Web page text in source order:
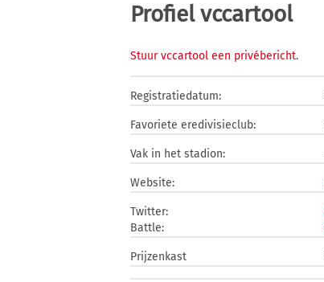
Profiel vccartool
Stuur vccartool een privébericht.
Registratiedatum:
Favoriete eredivisieclub:
Vak in het stadion:
Website:
Twitter:
Battle:
Prijzenkast